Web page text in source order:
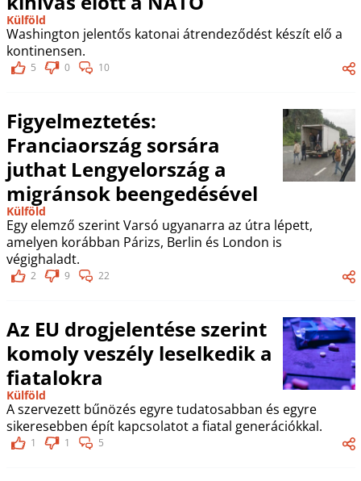
Külföld
Washington jelentős katonai átrendeződést készít elő a
kontinensen.
5 0 10
Figyelmeztetés:
Franciaország sorsára
juthat Lengyelország a
migránsok beengedésével
Külföld
Egy elemző szerint Varsó ugyanarra az útra lépett,
amelyen korábban Párizs, Berlin és London is
végighaladt.
2 9 22
Az EU drogjelentése szerint
komoly veszély leselkedik a
fiatalokra
Külföld
A szervezett bűnözés egyre tudatosabban és egyre
sikeresebben épít kapcsolatot a fiatal generációkkal.
1 1 5